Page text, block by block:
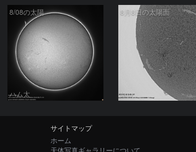
8/08の太陽
ハム太
8月8日の太陽面
ta-o
サイトマップ
ホーム
天体写真ギャラリーについて